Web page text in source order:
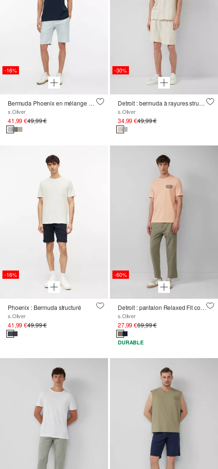
-16%
Bermuda Phoenix en mélange de lin structuré
s.Oliver
41,99 €49,99 €
-30%
Detroit : bermuda à rayures structurées et cordon de serrage
s.Oliver
34,99 €49,99 €
-16%
Phoenix : Bermuda structuré
s.Oliver
41,99 €49,99 €
-60%
Detroit : pantalon Relaxed Fit coupe courte en lin mélangé
s.Oliver
27,99 €69,99 €
DURABLE